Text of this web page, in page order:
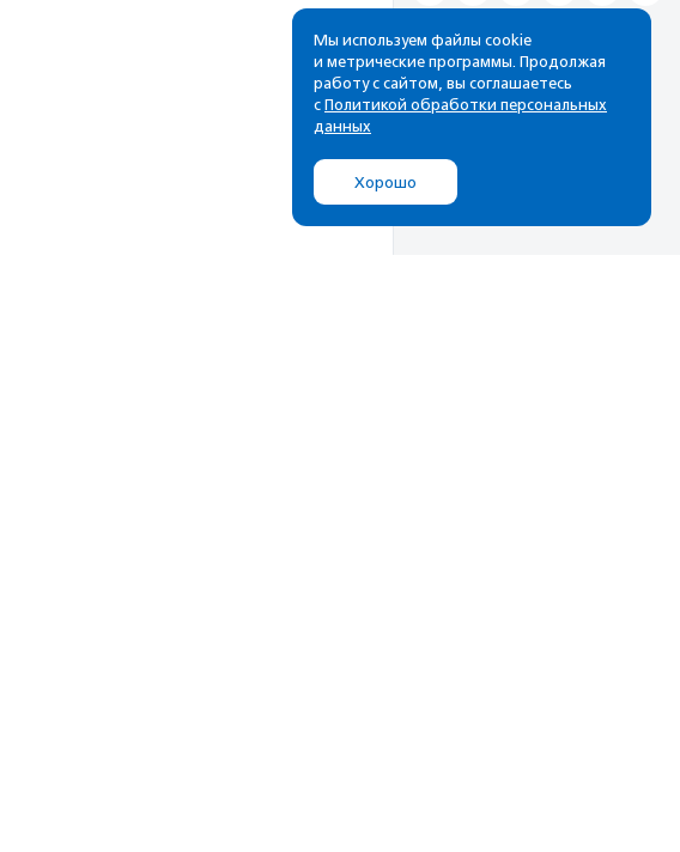
Мы используем файлы cookie
и метрические программы. Продолжая
работу с сайтом, вы соглашаетесь
с Политикой обработки персональных
данных
Хорошо